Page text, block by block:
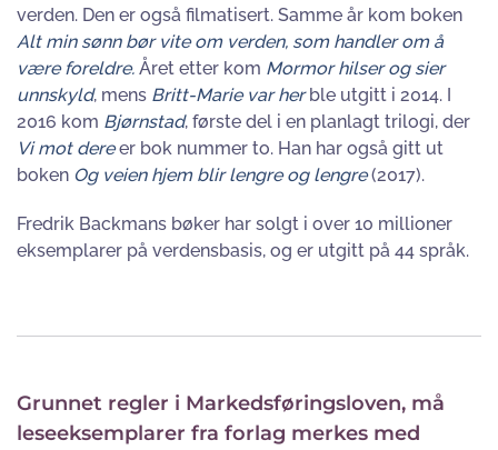
verden. Den er også filmatisert. Samme år kom boken
Alt min sønn bør vite om verden, som handler om å
være foreldre. Året etter kom Mormor hilser og sier
unnskyld, mens Britt-Marie var herble utgitt i 2014. I
2016 kom Bjørnstad, første del i en planlagt trilogi, der
Vi mot dereer bok nummer to. Han har også gitt ut
boken Og veien hjem blir lengre og lengre(2017).
Fredrik Backmans bøker har solgt i over 10 millioner
eksemplarer på verdensbasis, og er utgitt på 44 språk.
Grunnet regler i Markedsføringsloven, må
leseeksemplarer fra forlag merkes med